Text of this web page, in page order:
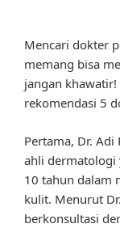
Mencari dokter
memang bisa
jangan
rekomendasi 5
Pertama, Dr. Adi
ahli dermatologi
10 tahun dalam
kulit. Menurut
berkonsultasi